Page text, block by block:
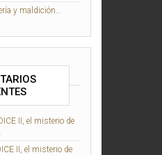
y maldición…
II, el misterio de
II, el misterio de